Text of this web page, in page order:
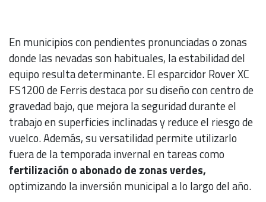
En municipios con pendientes pronunciadas o zonas
donde las nevadas son habituales, la estabilidad del
equipo resulta determinante. El esparcidor Rover XC
FS1200 de Ferris destaca por su diseño con centro de
gravedad bajo, que mejora la seguridad durante el
trabajo en superficies inclinadas y reduce el riesgo de
vuelco. Además, su versatilidad permite utilizarlo
fuera de la temporada invernal en tareas como
fertilización o abonado de zonas verdes,
optimizando la inversión municipal a lo largo del año.